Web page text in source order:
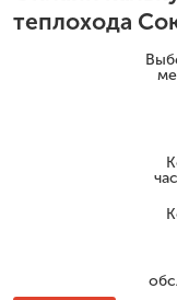
теплохода